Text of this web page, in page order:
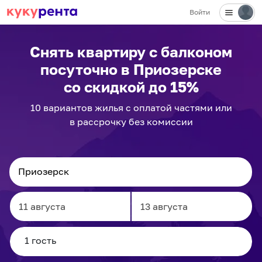
Войти
Снять квартиру с балконом
посуточно в Приозерске
со скидкой до 15%
10 вариантовжилья с оплатой частями или
в рассрочку без комиссии
Navigate
forward
to
Navigate
to